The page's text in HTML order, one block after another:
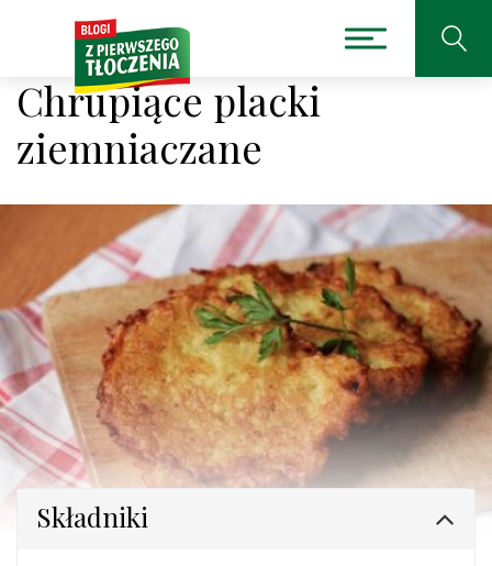
Chrupiące placki
ziemniaczane
Składniki